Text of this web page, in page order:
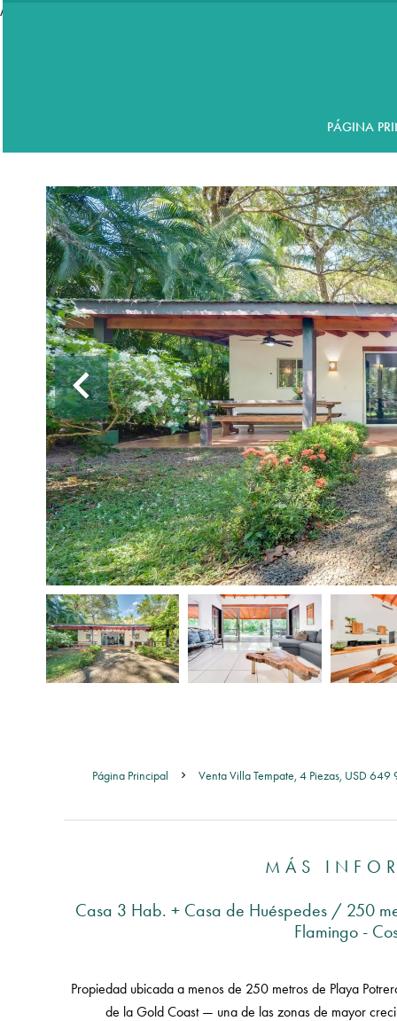
//accordeon
PÁGINA
Página Principal Venta Villa Tempate, 4 Piezas, USD 649
MÁS
Casa 3 Hab. + Casa de Huéspedes / 250
Flamingo -
Propiedad ubicada a menos de 250 metros de Playa
de la Gold Coast — una de las zonas de mayor